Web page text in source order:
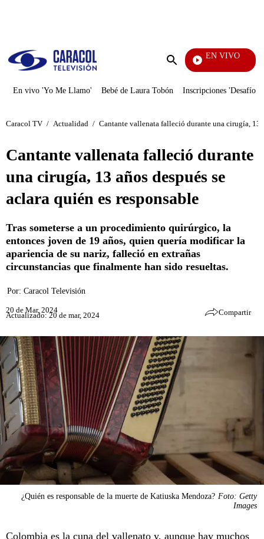
Enviar
EN VIVO
En vivo 'Yo Me Llamo' Bebé de Laura Tobón Inscripciones 'Desafío'
Caracol TV / Actualidad / Cantante vallenata falleció durante una cirugía, 13
Cantante vallenata falleció durante
una cirugía, 13 años después se
aclara quién es responsable
Tras someterse a un procedimiento quirúrgico, la
entonces joven de 19 años, quien quería modificar la
apariencia de su nariz, falleció en extrañas
circunstancias que finalmente han sido resueltas.
Por: Caracol Televisión
20 de Mar, 2024
Actualizado: 20 de mar, 2024 Compartir
¿Quién es responsable de la muerte de Katiuska Mendoza? Foto: Getty
Images
Colombia es la cuna del vallenato y, aunque hay muchos